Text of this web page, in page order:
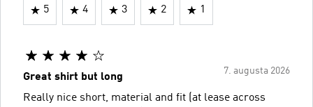
5 4 3 2 1
7. augusta 2026
Great shirt but long
Really nice short, material and fit (at lease across